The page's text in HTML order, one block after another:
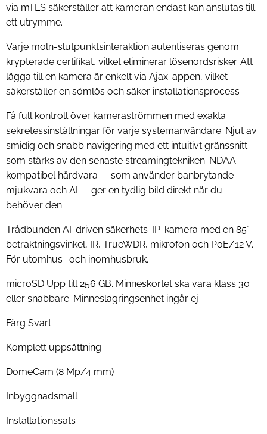
via mTLS säkerställer att kameran endast kan anslutas till
ett utrymme.
Varje moln-slutpunktsinteraktion autentiseras genom
krypterade certifikat, vilket eliminerar lösenordsrisker. Att
lägga till en kamera är enkelt via Ajax-appen, vilket
säkerställer en sömlös och säker installationsprocess
Få full kontroll över kameraströmmen med exakta
sekretessinställningar för varje systemanvändare. Njut av
smidig och snabb navigering med ett intuitivt gränssnitt
som stärks av den senaste streamingtekniken. NDAA-
kompatibel hårdvara — som använder banbrytande
mjukvara och AI — ger en tydlig bild direkt när du
behöver den.
Trådbunden AI-driven säkerhets-IP-kamera med en 85°
betraktningsvinkel, IR, TrueWDR, mikrofon och PoE/12 V.
För utomhus- och inomhusbruk.
microSD Upp till 256 GB. Minneskortet ska vara klass 30
eller snabbare. Minneslagringsenhet ingår ej
Färg Svart
Komplett uppsättning
DomeCam (8 Mp/4 mm)
Inbyggnadsmall
Installationssats